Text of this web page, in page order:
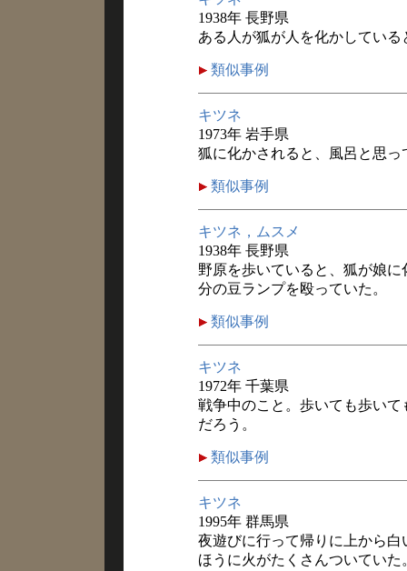
1938年 長野県
ある人が狐が人を化かしてい
類似事例
キツネ
1973年 岩手県
狐に化かされると、風呂と思
類似事例
キツネ，ムスメ
1938年 長野県
野原を歩いていると、狐が娘
分の豆ランプを殴っていた。
類似事例
キツネ
1972年 千葉県
戦争中のこと。歩いても歩い
だろう。
類似事例
キツネ
1995年 群馬県
夜遊びに行って帰りに上から
ほうに火がたくさんついてい